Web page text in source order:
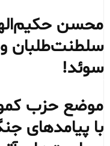
محسن
سلطنت‌طلبان و
سوئد!
موضع حزب
با پیامدهای